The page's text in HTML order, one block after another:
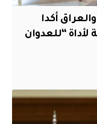
أكدا
“للعدوان